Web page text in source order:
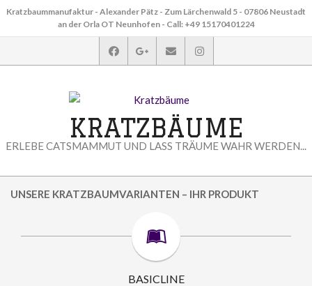
Skip
Kratzbaummanufaktur - Alexander Pätz - Zum Lärchenwald 5 - 07806 Neustadt
an der Orla OT Neunhofen - Call: +49 15170401224
KRATZBÄUME
ERLEBE CATSMAMMUT UND LASS TRÄUME WAHR WERDEN...
Navigation
UNSERE KRATZBAUMVARIANTEN – IHR PRODUKT
BASICLINE